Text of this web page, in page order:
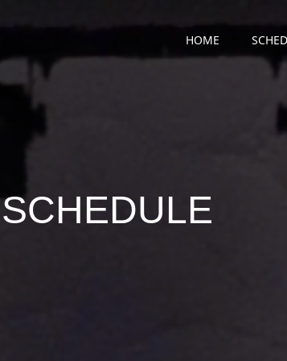
HOME
SCHEDULE